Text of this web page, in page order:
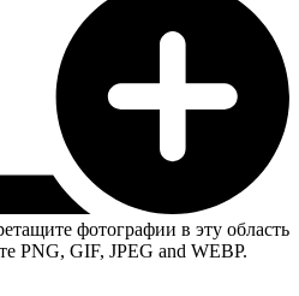
фотографии в эту область
PNG, GIF, JPEG and WEBP.